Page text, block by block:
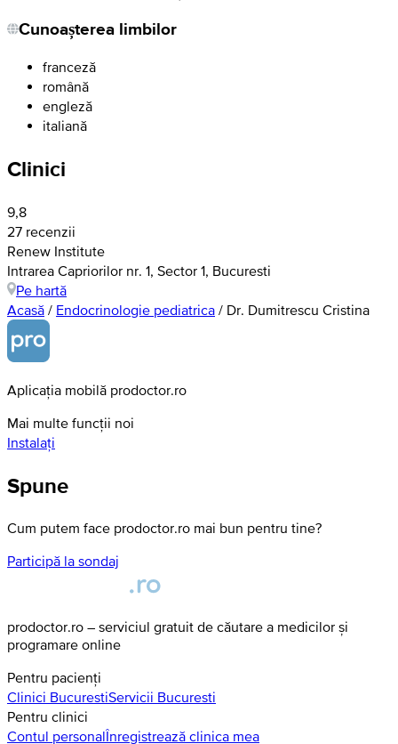
Cunoașterea limbilor
franceză
română
engleză
italiană
Clinici
9,8
27 recenzii
Renew Institute
Intrarea Capriorilor nr. 1, Sector 1, Bucuresti
Pe hartă
Acasă / Endocrinologie pediatrica / Dr. Dumitrescu Cristina
Aplicația mobilă prodoctor.ro
Mai multe funcții noi
Instalați
Spune
Cum putem face prodoctor.ro mai bun pentru tine?
Participă la sondaj
prodoctor.ro – serviciul gratuit de căutare a medicilor și
programare online
Pentru pacienți
Clinici BucurestiServicii Bucuresti
Pentru clinici
Contul personalÎnregistrează clinica mea